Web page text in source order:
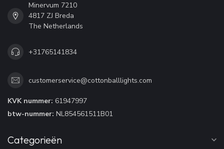
Minervum 7210
4817 ZJ Breda
The Netherlands
+31765141834
customerservice@cottonballlights.com
KVK nummer: 61947997
btw-nummer: NL854561511B01
Categorieën